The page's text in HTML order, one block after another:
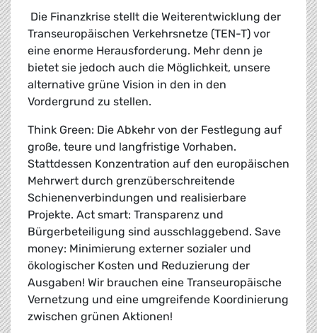
Die Finanzkrise stellt die Weiterentwicklung der
Transeuropäischen Verkehrsnetze (TEN-T) vor
eine enorme Herausforderung. Mehr denn je
bietet sie jedoch auch die Möglichkeit, unsere
alternative grüne Vision in den in den
Vordergrund zu stellen.
Think Green: Die Abkehr von der Festlegung auf
große, teure und langfristige Vorhaben.
Stattdessen Konzentration auf den europäischen
Mehrwert durch grenzüberschreitende
Schienenverbindungen und realisierbare
Projekte. Act smart: Transparenz und
Bürgerbeteiligung sind ausschlaggebend. Save
money: Minimierung externer sozialer und
ökologischer Kosten und Reduzierung der
Ausgaben! Wir brauchen eine Transeuropäische
Vernetzung und eine umgreifende Koordinierung
zwischen grünen Aktionen!